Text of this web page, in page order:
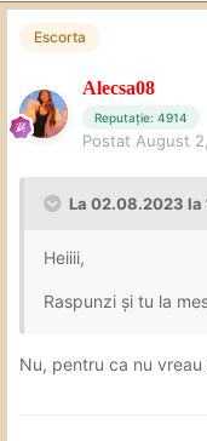
Escorta
Alecsa08
Reputație: 4914
Postat August
La 02.08.2023 la
Heiiii,
Raspunzi și tu la
Nu, pentru ca nu